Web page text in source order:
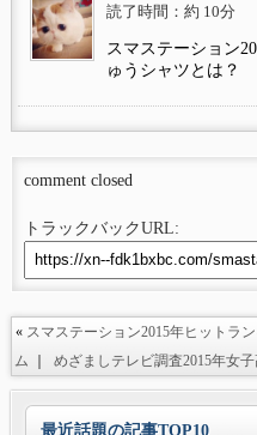
読了時間：約 10分
スマステーション
ゅうシャツとは？
comment closed
トラックバックURL:
« スマステーション2015年ヒットラ
ム ｜ めざましテレビ調査2015年女
最近話題の記事TOP10